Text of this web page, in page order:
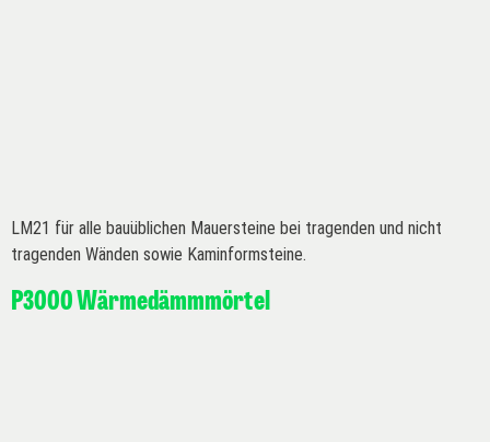
LM21 für alle bauüblichen Mauersteine bei tragenden und nicht
tragenden Wänden sowie Kaminformsteine.
P3000 Wärmedämmmörtel